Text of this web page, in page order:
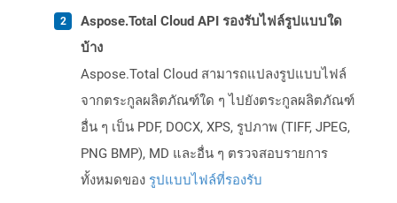
Aspose.Total Cloud API รองรับไฟล์รูปแบบใด
บ้าง
Aspose.Total Cloud สามารถแปลงรูปแบบไฟล์
จากตระกูลผลิตภัณฑ์ใด ๆ ไปยังตระกูลผลิตภัณฑ์
อื่น ๆ เป็น PDF, DOCX, XPS, รูปภาพ (TIFF, JPEG,
PNG BMP), MD และอื่น ๆ ตรวจสอบรายการ
ทั้งหมดของ รูปแบบไฟล์ที่รองรับ